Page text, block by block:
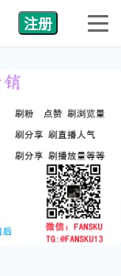
注册